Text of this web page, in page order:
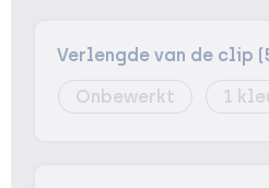
Verlengde van de clip
Onbewerkt
1